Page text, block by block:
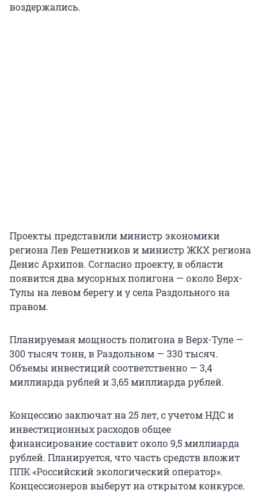
воздержались.
Проекты представили министр экономики
региона Лев Решетников и министр ЖКХ региона
Денис Архипов. Согласно проекту, в области
появится два мусорных полигона — около Верх-
Тулы на левом берегу и у села Раздольного на
правом.
Планируемая мощность полигона в Верх-Туле —
300 тысяч тонн, в Раздольном — 330 тысяч.
Объемы инвестиций соответственно — 3,4
миллиарда рублей и 3,65 миллиарда рублей.
Концессию заключат на 25 лет, с учетом НДС и
инвестиционных расходов общее
финансирование составит около 9,5 миллиарда
рублей. Планируется, что часть средств вложит
ППК «Российский экологический оператор».
Концессионеров выберут на открытом конкурсе.